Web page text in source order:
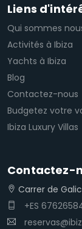
Liens
Qui sommes
Activités à Ibiza
Yachts à Ibiza
Blog
Contactez-nous
Budgetez votre
Ibiza Luxury Villas
Contactez-
Carrer de
+ES